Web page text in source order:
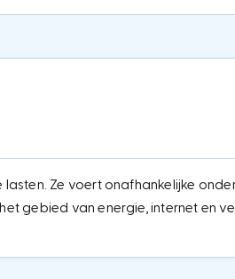
Ze voert onafhankelijke
gebied van energie, internet en